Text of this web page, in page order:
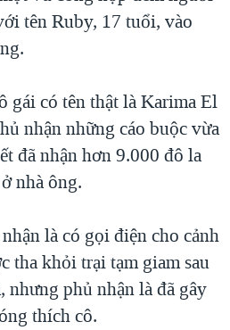
tên Ruby, 17 tuổi, vào
gái có tên thật là Karima El
nhận những cáo buộc vừa
đã nhận hơn 9.000 đô la
nhà ông.
là có gọi điện cho cảnh
tha khỏi trại tạm giam sau
phủ nhận là đã gây
thích cô.